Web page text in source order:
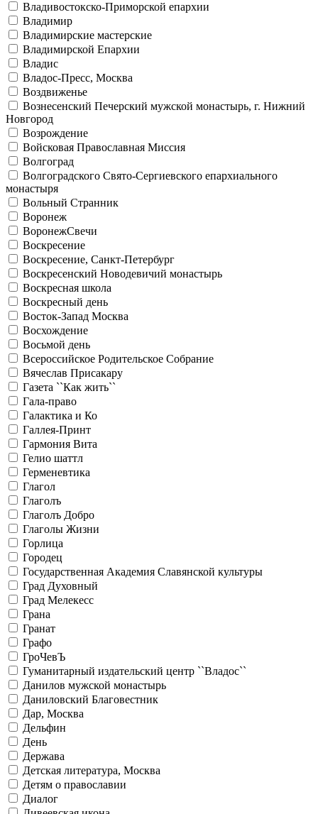
Владивостокско-Приморской епархии
Владимир
Владимирские мастерские
Владимирской Епархии
Владис
Владос-Пресс, Москва
Воздвиженье
Вознесенский Печерский мужской монастырь, г. Нижний
Новгород
Возрождение
Войсковая Православная Миссия
Волгоград
Волгоградского Свято-Сергиевского епархиального
монастыря
Вольный Странник
Воронеж
ВоронежСвечи
Воскресение
Воскресение, Санкт-Петербург
Воскресенский Новодевичий монастырь
Воскресная школа
Воскресный день
Восток-Запад Москва
Восхождение
Восьмой день
Всероссийское Родительское Собрание
Вячеслав Присакару
Газета ``Как жить``
Гала-право
Галактика и Ко
Галлея-Принт
Гармония Вита
Гелио шаттл
Герменевтика
Глагол
Глаголъ
Глаголъ Добро
Глаголы Жизни
Горлица
Городец
Государственная Академия Славянской культуры
Град Духовный
Град Мелекесс
Грана
Гранат
Графо
ГроЧевЪ
Гуманитарный издательский центр ``Владос``
Данилов мужской монастырь
Даниловский Благовестник
Дар, Москва
Дельфин
День
Держава
Детская литература, Москва
Детям о православии
Диалог